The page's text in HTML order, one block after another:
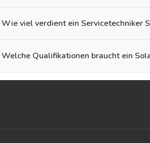
Wie viel verdient ein Servicetechniker
Welche Qualifikationen braucht ein